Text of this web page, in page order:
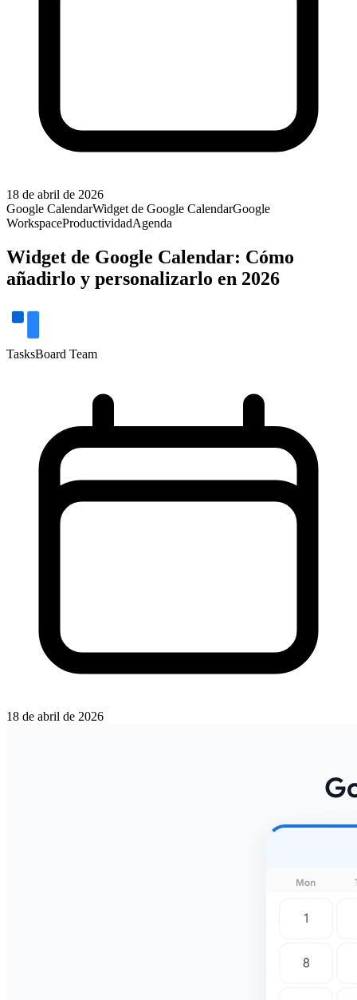
18 de abril de 2026
Google CalendarWidget de Google CalendarGoogle
WorkspaceProductividadAgenda
Widget de Google Calendar: Cómo
añadirlo y personalizarlo en 2026
TasksBoard Team
18 de abril de 2026